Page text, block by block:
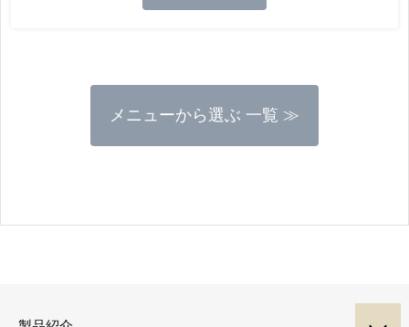
メニューから選ぶ 一覧 ≫